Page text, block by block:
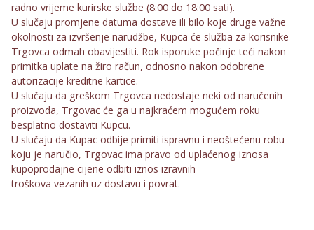
radno vrijeme kurirske službe (8:00 do 18:00 sati).
U slučaju promjene datuma dostave ili bilo koje druge važne
okolnosti za izvršenje narudžbe, Kupca će služba za korisnike
Trgovca odmah obavijestiti. Rok isporuke počinje teći nakon
primitka uplate na žiro račun, odnosno nakon odobrene
autorizacije kreditne kartice.
U slučaju da greškom Trgovca nedostaje neki od naručenih
proizvoda, Trgovac će ga u najkraćem mogućem roku
besplatno dostaviti Kupcu.
U slučaju da Kupac odbije primiti ispravnu i neoštećenu robu
koju je naručio, Trgovac ima pravo od uplaćenog iznosa
kupoprodajne cijene odbiti iznos izravnih
troškova vezanih uz dostavu i povrat.